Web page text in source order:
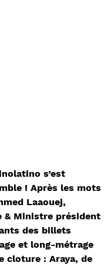
s’est
! Après les mots
Laaouej,
& Ministre président
des billets
et long-métrage
cloture : Araya, de